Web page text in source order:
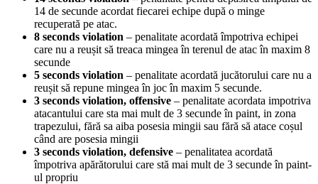
14 de secunde acordat fiecarei echipe după o minge
recuperată pe atac.
8 seconds violation – penalitate acordată împotriva echipei
care nu a reușit să treaca mingea în terenul de atac în maxim 8
secunde
5 seconds violation – penalitate acordată jucătorului care nu a
reușit să repune mingea în joc în maxim 5 secunde.
3 seconds violation, offensive – penalitate acordata impotriva
atacantului care sta mai mult de 3 secunde în paint, in zona
trapezului, fără sa aiba posesia mingii sau fără să atace coșul
când are posesia mingii
3 seconds violation, defensive – penalitatea acordată
împotriva apărătorului care stă mai mult de 3 secunde în paint-
ul propriu